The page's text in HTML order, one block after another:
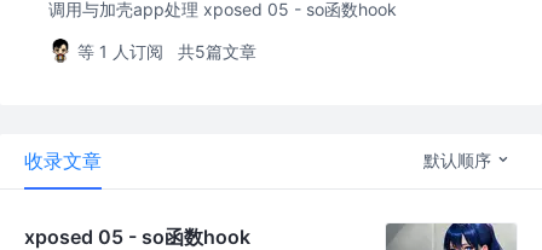
调用与加壳app处理 xposed 05 - so函数hook
等 1 人订阅 共5篇文章
收录文章 默认顺序
xposed 05 - so函数hook